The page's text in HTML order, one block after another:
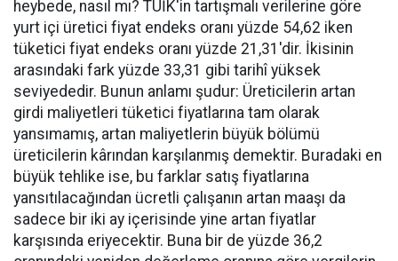
heybede, nasıl mı? TÜİK'in tartışmalı verilerine göre
yurt içi üretici fiyat endeks oranı yüzde 54,62 iken
tüketici fiyat endeks oranı yüzde 21,31'dir. İkisinin
arasındaki fark yüzde 33,31 gibi tarihî yüksek
seviyededir. Bunun anlamı şudur: Üreticilerin artan
girdi maliyetleri tüketici fiyatlarına tam olarak
yansımamış, artan maliyetlerin büyük bölümü
üreticilerin kârından karşılanmış demektir. Buradaki en
büyük tehlike ise, bu farklar satış fiyatlarına
yansıtılacağından ücretli çalışanın artan maaşı da
sadece bir iki ay içerisinde yine artan fiyatlar
karşısında eriyecektir. Buna bir de yüzde 36,2